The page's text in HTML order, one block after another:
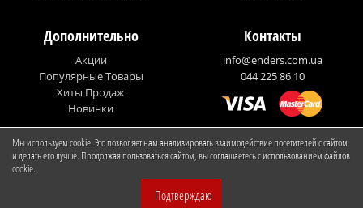
Дополнительно
Акции
Популярные Товары
Хиты Продаж
Новинки
Контакты
info@enders.com.ua
044 225 86 10
© Enders Ukraine
Мы используем cookie. Это позволяет нам анализировать взаимодействие посетителей с сайтом
и делать его лучше. Продолжая пользоваться сайтом, вы соглашаетесь с использованием файлов
cookie.
Подтверждаю